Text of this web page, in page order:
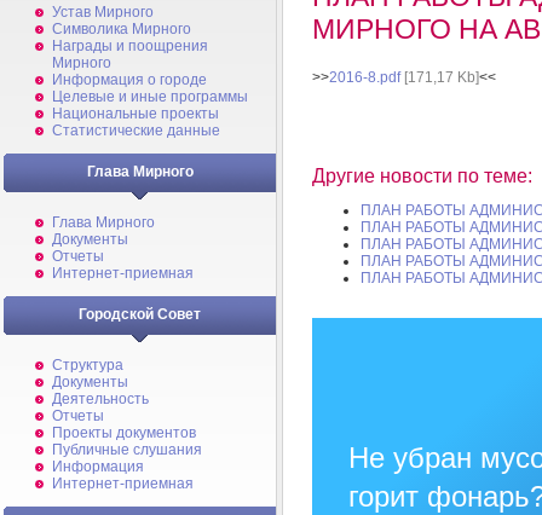
Устав Мирного
Символика Мирного
Награды и поощрения
Мирного
Информация о городе
Целевые и иные программы
Национальные проекты
Статистические данные
Глава Мирного
Глава Мирного
Документы
Отчеты
Интернет-приемная
Городской Совет
Структура
Документы
Деятельность
Отчеты
Проекты документов
Публичные слушания
Информация
Интернет-приемная
МИРНОГО НА
>>2016-8.pdf[171,17 Kb]<<
Другие новости по теме:
ПЛАН РАБОТЫ
ПЛАН РАБОТЫ
ПЛАН РАБОТЫ
ПЛАН РАБОТЫ
ПЛАН РАБОТЫ
Не убран
горит